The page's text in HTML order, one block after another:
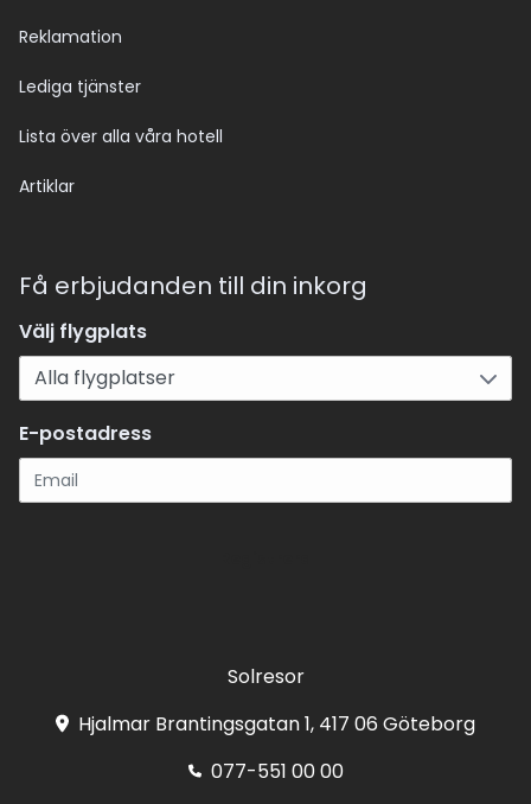
Reklamation
Lediga tjänster
Lista över alla våra hotell
Artiklar
Få erbjudanden till din inkorg
Välj flygplats
E-postadress
Solresor
Hjalmar Brantingsgatan 1, 417 06 Göteborg
077-551 00 00